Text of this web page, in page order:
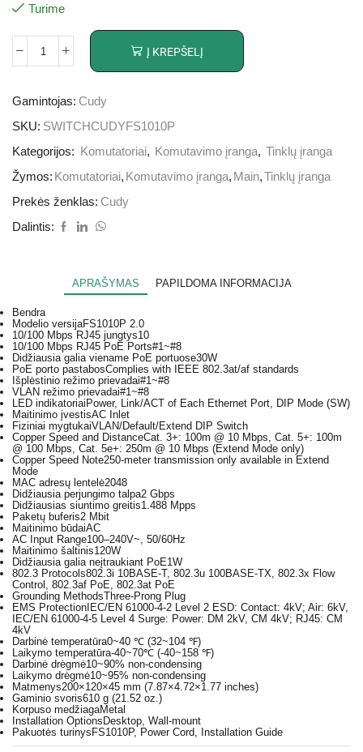
Turime
Į KREPŠELĮ
Gamintojas: Cudy
SKU: SWITCHCUDYFS1010P
Kategorijos:
Komutatoriai, Komutavimo įranga, Tinklų įranga
Žymos: Komutatoriai, Komutavimo įranga, Main,Tinklų įranga
Prekės ženklas: Cudy
Dalintis:
APRAŠYMAS PAPILDOMA INFORMACIJA
Bendra
Modelio versijaFS1010P 2.0
10/100 Mbps RJ45 jungtys10
10/100 Mbps RJ45 PoE Ports#1~#8
Didžiausia galia viename PoE portuose30W
PoE porto pastabosComplies with IEEE 802.3at/af standards
Išplėstinio režimo prievadai#1~#8
VLAN režimo prievadai#1~#8
LED indikatoriaiPower, Link/ACT of Each Ethernet Port, DIP Mode (SW)
Maitinimo įvestisAC Inlet
Fiziniai mygtukaiVLAN/Default/Extend DIP Switch
Copper Speed and DistanceCat. 3+: 100m @ 10 Mbps, Cat. 5+: 100m
@ 100 Mbps, Cat. 5e+: 250m @ 10 Mbps (Extend Mode only)
Copper Speed Note250-meter transmission only available in Extend
Mode
MAC adresų lentelė2048
Didžiausia perjungimo talpa2 Gbps
Didžiausias siuntimo greitis1.488 Mpps
Paketų buferis2 Mbit
Maitinimo būdaiAC
AC Input Range100–240V~, 50/60Hz
Maitinimo šaltinis120W
Didžiausia galia neįtraukiant PoE1W
802.3 Protocols802.3i 10BASE-T, 802.3u 100BASE-TX, 802.3x Flow
Control, 802.3af PoE, 802.3at PoE
Grounding MethodsThree-Prong Plug
EMS ProtectionIEC/EN 61000-4-2 Level 2 ESD: Contact: 4kV; Air: 6kV,
IEC/EN 61000-4-5 Level 4 Surge: Power: DM 2kV, CM 4kV; RJ45: CM
4kV
Darbinė temperatūra0~40 ℃ (32~104 ℉)
Laikymo temperatūra-40~70℃ (-40~158 ℉)
Darbinė drėgmė10~90% non-condensing
Laikymo drėgmė10~95% non-condensing
Matmenys200×120×45 mm (7.87×4.72×1.77 inches)
Gaminio svoris610 g (21.52 oz.)
Korpuso medžiagaMetal
Installation OptionsDesktop, Wall-mount
Pakuotės turinysFS1010P, Power Cord, Installation Guide